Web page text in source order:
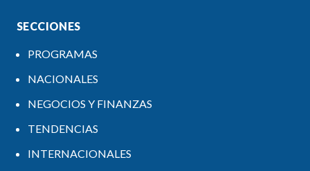
SECCIONES
PROGRAMAS
NACIONALES
NEGOCIOS Y FINANZAS
TENDENCIAS
INTERNACIONALES